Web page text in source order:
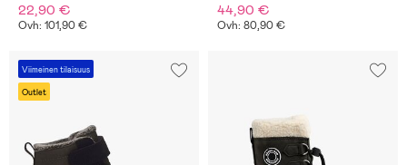
22,90 €
Ovh: 101,90 €
44,90 €
Ovh: 80,90 €
Viimeinen tilaisuus
Outlet